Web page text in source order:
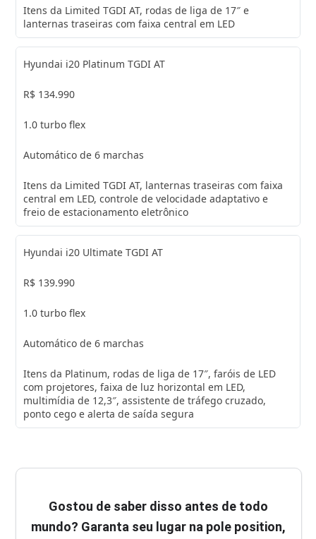
Itens da Limited TGDI AT, rodas de liga de 17″ e
lanternas traseiras com faixa central em LED
Hyundai i20 Platinum TGDI AT
R$ 134.990
1.0 turbo flex
Automático de 6 marchas
Itens da Limited TGDI AT, lanternas traseiras com faixa
central em LED, controle de velocidade adaptativo e
freio de estacionamento eletrônico
Hyundai i20 Ultimate TGDI AT
R$ 139.990
1.0 turbo flex
Automático de 6 marchas
Itens da Platinum, rodas de liga de 17″, faróis de LED
com projetores, faixa de luz horizontal em LED,
multimídia de 12,3″, assistente de tráfego cruzado,
ponto cego e alerta de saída segura
Gostou de saber disso antes de todo
mundo? Garanta seu lugar na pole position,